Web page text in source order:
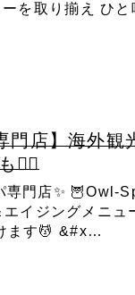
を取り揃え ひと
門店】海外観
🙆‍♀️
専門店✨ 🦉Owl-
イジングメニュ
ます💆 &#x…